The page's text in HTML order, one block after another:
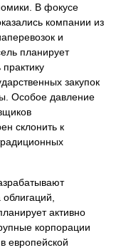
В фокусе
компании из
и
планирует
закупок
Особое давление
склонить к
активно
корпорации
европейской